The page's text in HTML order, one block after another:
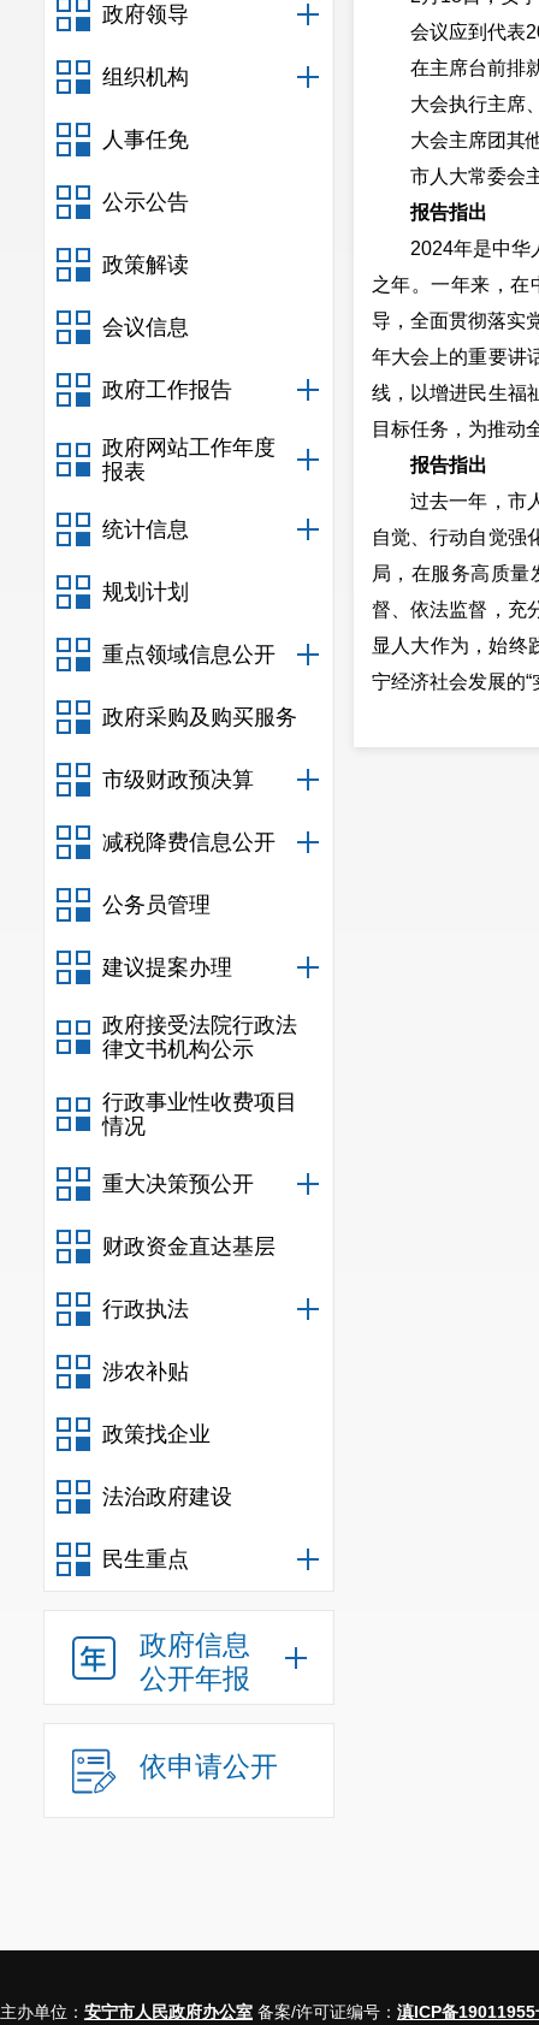
政府领导
组织机构
人事任免
公示公告
政策解读
会议信息
政府工作报告
政府网站工作年度
报表
统计信息
规划计划
重点领域信息公开
政府采购及购买服务
市级财政预决算
减税降费信息公开
公务员管理
建议提案办理
政府接受法院行政法
律文书机构公示
行政事业性收费项目
情况
重大决策预公开
财政资金直达基层
行政执法
涉农补贴
政策找企业
法治政府建设
民生重点
政府信息
公开年报
依申请公开
会议应到代表
在主席台前排就
大会执行主席、
大会主席团其他
市人大常委会主
报告指出
2024年是中华人
之年。一年来，在
导，全面贯彻落实
年大会上的重要讲
线，以增进民生福
目标任务，为推动
报告指出
过去一年，市人
自觉、行动自觉强
局，在服务高质量
督、依法监督，充
显人大作为，始终
宁经济社会发展的
报告提出
主办单位： 安宁市人民政府办公室 备案/许可证编号： 滇ICP备